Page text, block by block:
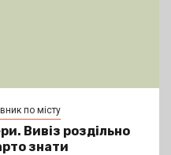
по місту
Вивіз роздільно
знати